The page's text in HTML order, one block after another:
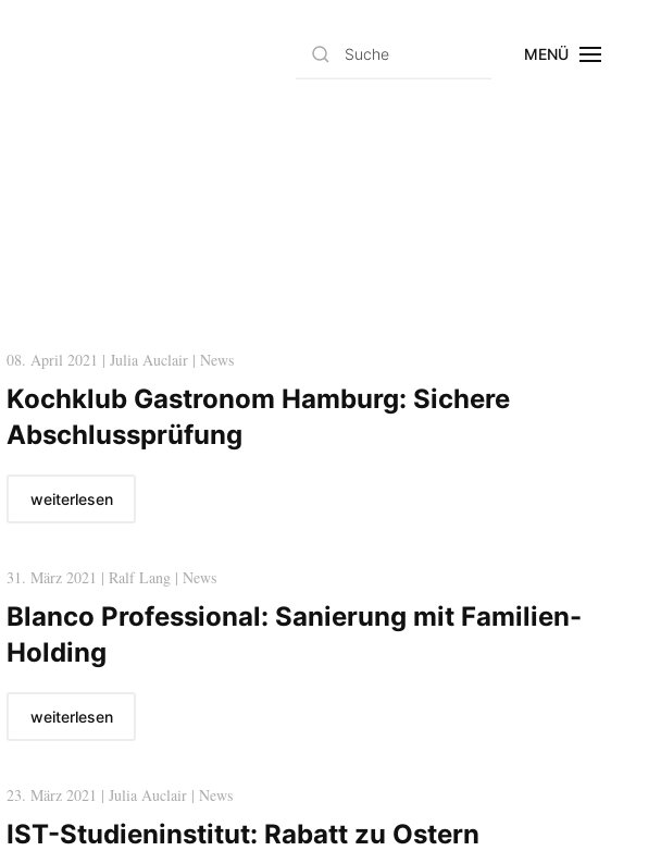
MENÜ
08. April 2021 | Julia Auclair | News
Kochklub Gastronom Hamburg: Sichere
Abschlussprüfung
weiterlesen
31. März 2021 | Ralf Lang | News
Blanco Professional: Sanierung mit Familien-
Holding
weiterlesen
23. März 2021 | Julia Auclair | News
IST-Studieninstitut: Rabatt zu Ostern